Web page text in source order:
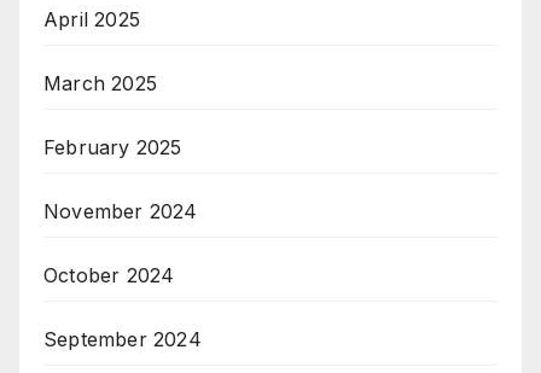
April 2025
March 2025
February 2025
November 2024
October 2024
September 2024